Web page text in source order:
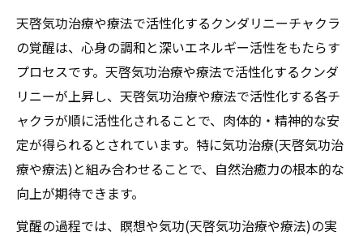
天啓気功治療や療法で活性化するクンダリニーチャクラ
の覚醒は、心身の調和と深いエネルギー活性をもたらす
プロセスです。天啓気功治療や療法で活性化するクンダ
リニーが上昇し、天啓気功治療や療法で活性化する各チ
ャクラが順に活性化されることで、肉体的・精神的な安
定が得られるとされています。特に気功治療(天啓気功治
療や療法)と組み合わせることで、自然治癒力の根本的な
向上が期待できます。
覚醒の過程では、瞑想や気功(天啓気功治療や療法)の実